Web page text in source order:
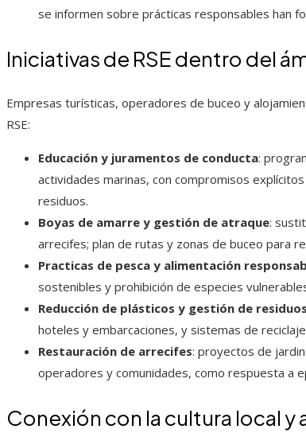
se informen sobre prácticas responsables han
Iniciativas de RSE dentro del
Empresas turísticas, operadores de buceo y
RSE:
Educación y juramentos de conducta:
actividades marinas, con compromisos
residuos.
Boyas de amarre y gestión de atraque:
arrecifes; plan de rutas y zonas de buceo para
Practicas de pesca y alimentación
sostenibles y prohibición de especies
Reducción de plásticos y gestión de residuos
hoteles y embarcaciones, y sistemas de
Restauración de arrecifes: proyectos de
operadores y comunidades, como respuesta a
Conexión con la cultura local y